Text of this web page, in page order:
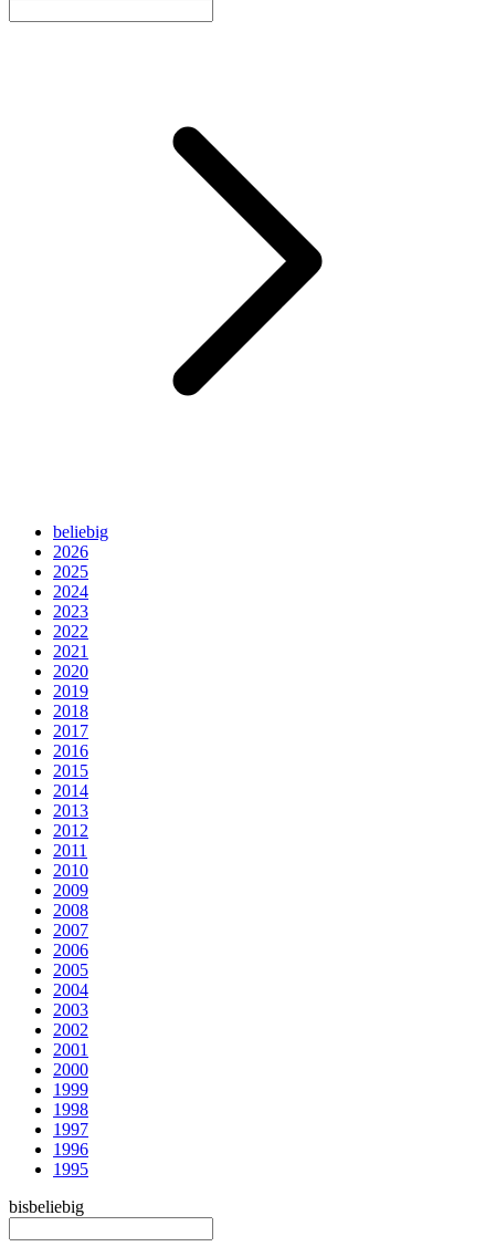
beliebig
2026
2025
2024
2023
2022
2021
2020
2019
2018
2017
2016
2015
2014
2013
2012
2011
2010
2009
2008
2007
2006
2005
2004
2003
2002
2001
2000
1999
1998
1997
1996
1995
bisbeliebig